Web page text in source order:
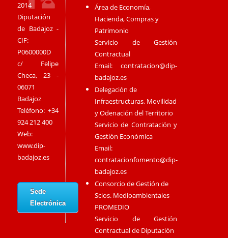
2014
Diputación
de Badajoz -
CIF:
P0600000D
c/ Felipe
Checa, 23 -
06071
Badajoz
Teléfono: +34
924 212 400
Web:
www.dip-
badajoz.es
Sede
Electrónica
Área de Economía,
Hacienda, Compras y
Patrimonio
Servicio de Gestión
Contractual
Email:contratacion@dip-
badajoz.es
Delegación de
Infraestructuras, Movilidad
y Odenación del Territorio
Servicio de Contratación y
Gestión Económica
Email:
contratacionfomento@dip-
badajoz.es
Consorcio de Gestión de
Scios. Medioambientales
PROMEDIO
Servicio de Gestión
Contractual de Diputación